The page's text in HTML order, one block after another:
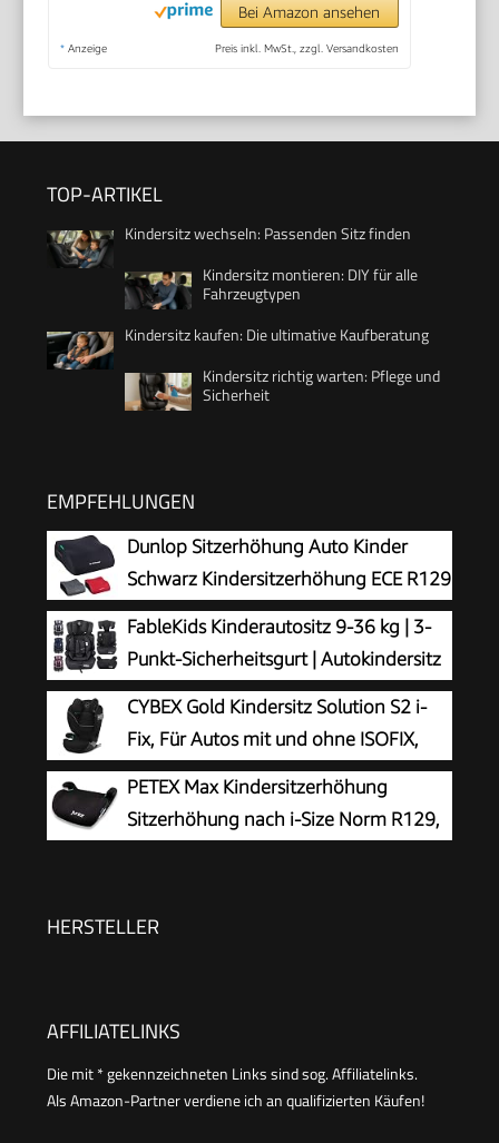
Bei Amazon ansehen
* Anzeige Preis inkl. MwSt., zzgl. Versandkosten
TOP-ARTIKEL
Kindersitz wechseln: Passenden Sitz finden
Kindersitz montieren: DIY für alle
Fahrzeugtypen
Kindersitz kaufen: Die ultimative Kaufberatung
Kindersitz richtig warten: Pflege und
Sicherheit
EMPFEHLUNGEN
Dunlop Sitzerhöhung Auto Kinder
Schwarz Kindersitzerhöhung ECE R129
- Ergonomischer Kindersitz Ab 3 Jahre
- Kinderautositz Mit Waschbarem Bezug -
Sitzkissen Auto Für Kinder 135-150 cm
FableKids Kinderautositz 9-36 kg | 3-
Punkt-Sicherheitsgurt | Autokindersitz
ab 15 M. | Autositz für Kinder 76-150
cm | Kindersitz einstellbare Kopfstütze ECE
R129/03 | Verstellbar | Schwarz
CYBEX Gold Kindersitz Solution S2 i-
Fix, Für Autos mit und ohne ISOFIX,
100 - 150 cm, Ab ca. 3 bis 12 Jahre (15
- 50 kg), Moon Black
PETEX Max Kindersitzerhöhung
Sitzerhöhung nach i-Size Norm R129,
HERSTELLER
AFFILIATELINKS
Die mit * gekennzeichneten Links sind sog. Affiliatelinks.
Als Amazon-Partner verdiene ich an qualifizierten Käufen!